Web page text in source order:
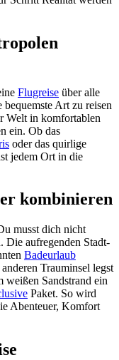
Flugreise über alle
Art zu reisen
Welt in komfortablen
ein. Ob das
oder das quirlige
jedem Ort in die
kombinieren
musst dich nicht
Die aufregenden Stadt-
Badeurlaub
Trauminsel legst
weißen Sandstrand ein
Paket. So wird
Abenteuer, Komfort